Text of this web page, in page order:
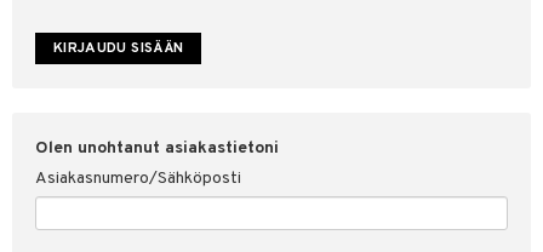
Olen unohtanut asiakastietoni
Asiakasnumero/Sähköposti
suojaus